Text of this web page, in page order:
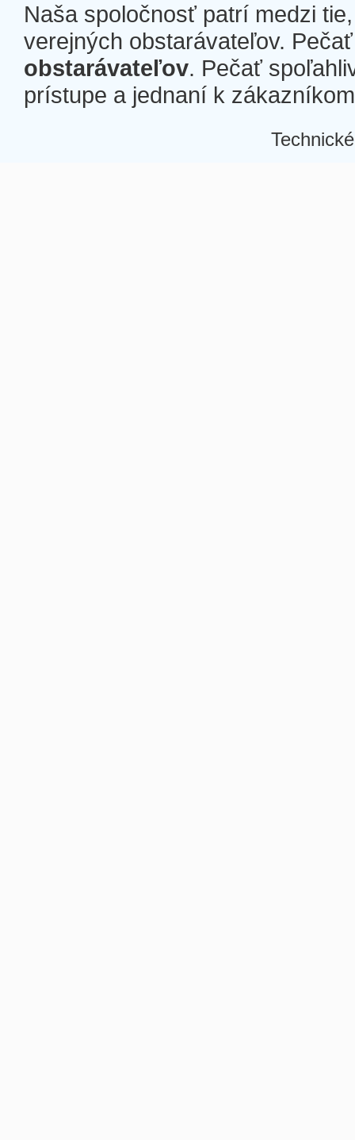
Naša spoločnosť patrí medzi
verejných obstarávateľov.
obstarávateľov. Pečať
prístupe a jednaní k